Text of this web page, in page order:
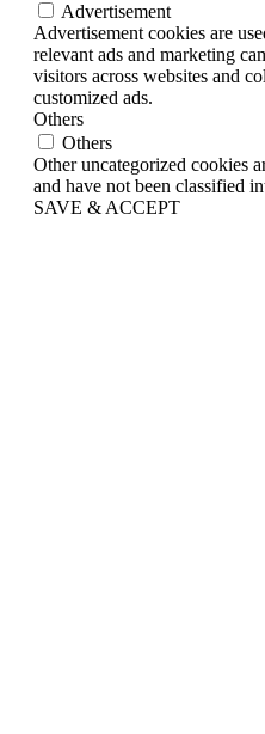
Advertisement
Advertisement cookies are
relevant ads and marketing
visitors across websites and
customized ads.
Others
Others
Other uncategorized cookies
and have not been classified
SAVE & ACCEPT